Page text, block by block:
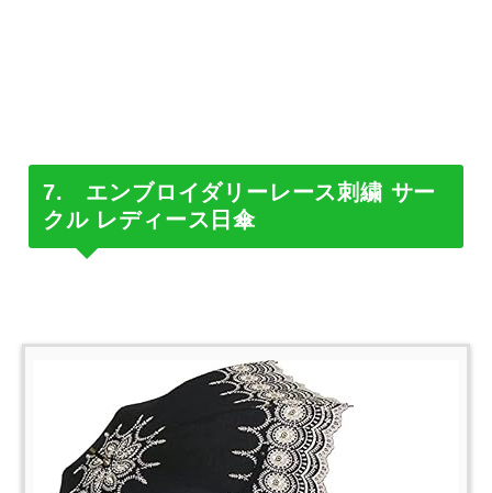
7. エンブロイダリーレース刺繍 サー
クル レディース日傘